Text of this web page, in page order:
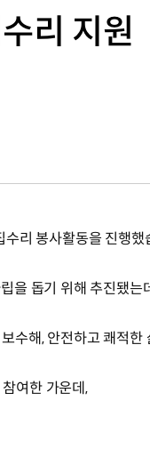
리 지원
리 봉사활동을 진행했
을 돕기 위해 추진됐는
수해, 안전하고 쾌적한
여한 가운데,